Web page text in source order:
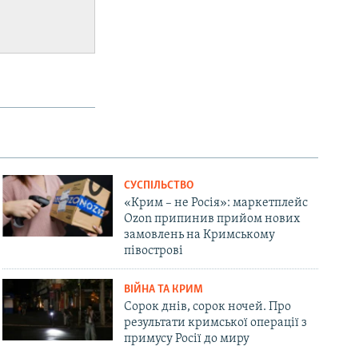
СУСПІЛЬСТВО
«Крим – не Росія»: маркетплейс
Ozon припинив прийом нових
замовлень на Кримському
півострові
ВІЙНА ТА КРИМ
Сорок днів, сорок ночей. Про
результати кримської операції з
примусу Росії до миру